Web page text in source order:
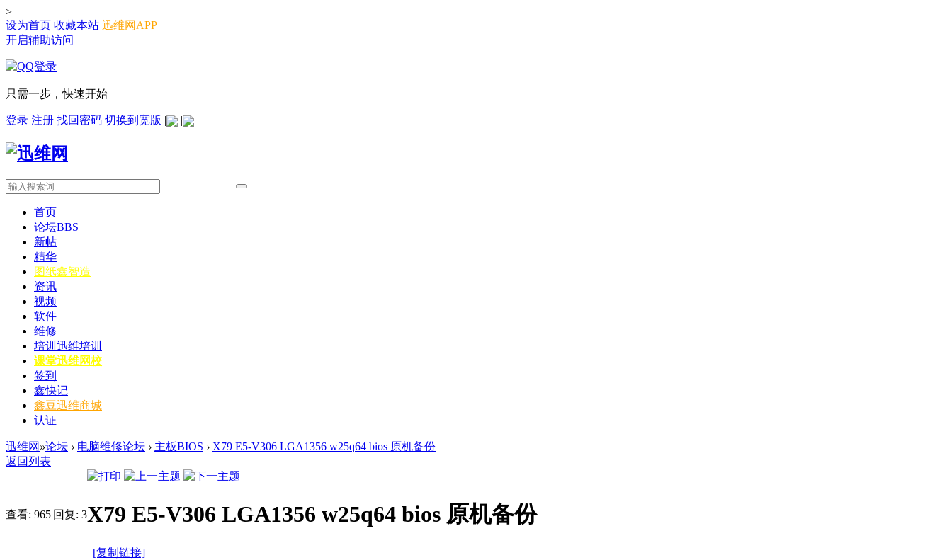
>
设为首页 收藏本站 迅维网APP
开启辅助访问
只需一步，快速开始
登录 注册 找回密码 切换到宽版 | |
首页
论坛BBS
新帖
精华
图纸鑫智造
资讯
视频
软件
维修
培训 迅维培训
课堂迅维网校
签到
鑫快记
鑫豆迅维商城
认证
迅维网 »论坛 › 电脑维修论坛 › 主板BIOS › X79 E5-V306 LGA1356 w25q64 bios 原机备份
返回列表
查看: 965|回复: 3X79 E5-V306 LGA1356 w25q64 bios 原机备份
[复制链接]